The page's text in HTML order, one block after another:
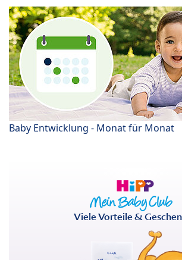
Baby Entwicklung - Monat für Monat
Viele Vorteile &